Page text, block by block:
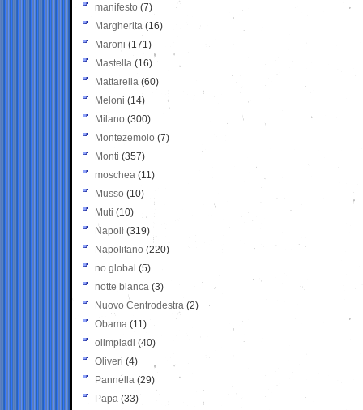
manifesto (7)
Margherita (16)
Maroni (171)
Mastella (16)
Mattarella (60)
Meloni (14)
Milano (300)
Montezemolo (7)
Monti (357)
moschea (11)
Musso (10)
Muti (10)
Napoli (319)
Napolitano (220)
no global (5)
notte bianca (3)
Nuovo Centrodestra (2)
Obama (11)
olimpiadi (40)
Oliveri (4)
Pannella (29)
Papa (33)